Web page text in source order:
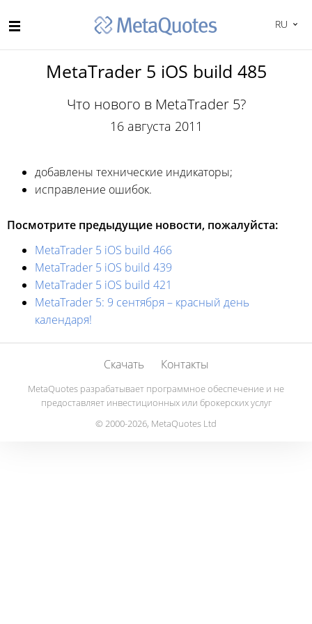
RU
MetaTrader 5 iOS build 485
Что нового в MetaTrader 5?
16 августа 2011
добавлены технические индикаторы;
исправление ошибок.
Посмотрите предыдущие новости, пожалуйста:
MetaTrader 5 iOS build 466
MetaTrader 5 iOS build 439
MetaTrader 5 iOS build 421
MetaTrader 5: 9 сентября – красный день
календаря!
Скачать Контакты
MetaQuotes разрабатывает программное обеспечение и не
предоставляет инвестиционных или брокерских услуг
© 2000-2026, MetaQuotes Ltd